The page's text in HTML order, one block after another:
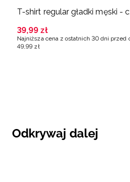
T-shirt regular gładki męski -
39,99 zł
Najniższa cena z ostatnich 30 dni przed
49,99 zł
Odkrywaj dalej